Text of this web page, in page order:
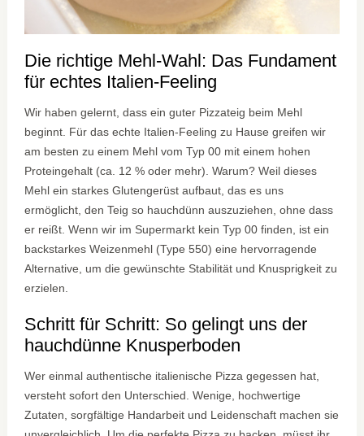
Die richtige Mehl-Wahl: Das Fundament
für echtes Italien-Feeling
Wir haben gelernt, dass ein guter Pizzateig beim Mehl
beginnt. Für das echte Italien-Feeling zu Hause greifen wir
am besten zu einem Mehl vom Typ 00 mit einem hohen
Proteingehalt (ca. 12 % oder mehr). Warum? Weil dieses
Mehl ein starkes Glutengerüst aufbaut, das es uns
ermöglicht, den Teig so hauchdünn auszuziehen, ohne dass
er reißt. Wenn wir im Supermarkt kein Typ 00 finden, ist ein
backstarkes Weizenmehl (Type 550) eine hervorragende
Alternative, um die gewünschte Stabilität und Knusprigkeit zu
erzielen.
Schritt für Schritt: So gelingt uns der
hauchdünne Knusperboden
Wer einmal authentische italienische Pizza gegessen hat,
versteht sofort den Unterschied. Wenige, hochwertige
Zutaten, sorgfältige Handarbeit und Leidenschaft machen sie